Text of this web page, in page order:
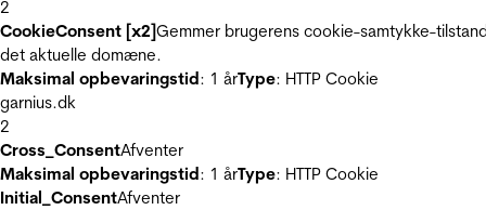
2
CookieConsent [x2]Gemmer brugerens cookie-samtykke-
det aktuelle domæne.
Maksimal opbevaringstid: 1 årType: HTTP Cookie
garnius.dk
2
Cross_ConsentAfventer
Maksimal opbevaringstid: 1 årType: HTTP Cookie
Initial_ConsentAfventer